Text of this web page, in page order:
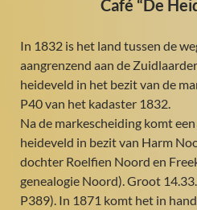
Café “De
In 1832 is het land tussen de
aangrenzend aan de
heideveld in het bezit van de
P40 van het kadaster 1832.
Na de markescheiding komt
heideveld in bezit van Harm
dochter Roelfien Noord en
genealogie Noord). Groot
P389). In 1871 komt het in